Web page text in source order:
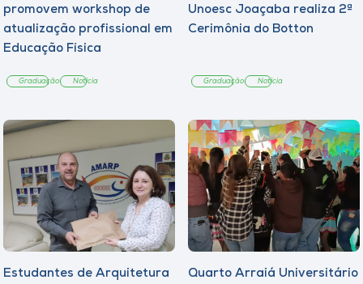
promovem workshop de
atualização profissional em
Educação Física
Graduação Notícia
Unoesc Joaçaba realiza 2ª
Cerimônia do Botton
Graduação Notícia
Estudantes de Arquitetura
Quarto Arraiá Universitário